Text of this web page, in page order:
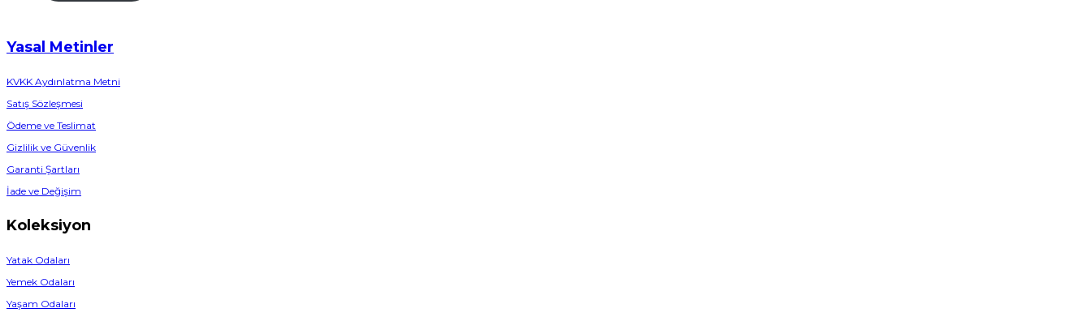
Yasal Metinler
KVKK Aydınlatma Metni
Satış Sözleşmesi
Ödeme ve Teslimat
Gizlilik ve Güvenlik
Garanti Şartları
İade ve Değişim
Koleksiyon
Yatak Odaları
Yemek Odaları
Yaşam Odaları